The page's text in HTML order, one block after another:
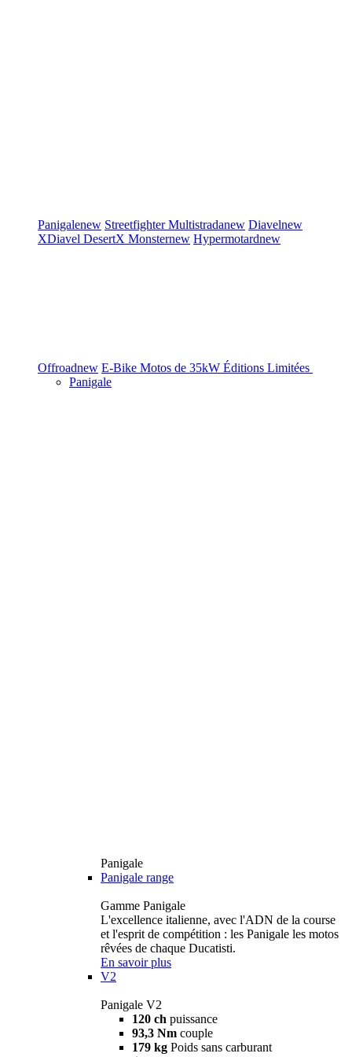
Panigalenew StreetfighterMultistradanew Diavelnew
XDiavel DesertX Monsternew Hypermotardnew
Offroadnew E-Bike Motos de 35kW Éditions Limitées
Panigale
Panigale
Panigale range
Gamme Panigale
L'excellence italienne, avec l'ADN de la course
et l'esprit de compétition : les Panigale les motos
rêvées de chaque Ducatisti.
En savoir plus
V2
Panigale V2
120 ch puissance
93,3 Nm couple
179 kg Poids sans carburant